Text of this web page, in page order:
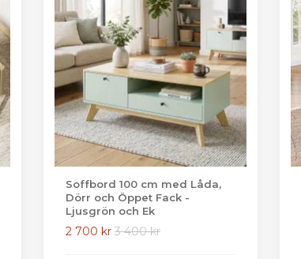
Soffbord 100 cm med Låda,
Dörr och Öppet Fack -
Ljusgrön och Ek
2 700 kr 3 400 kr